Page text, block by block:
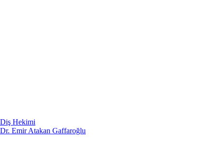
Diş Hekimi
Dr. Emir Atakan Gaffaroğlu